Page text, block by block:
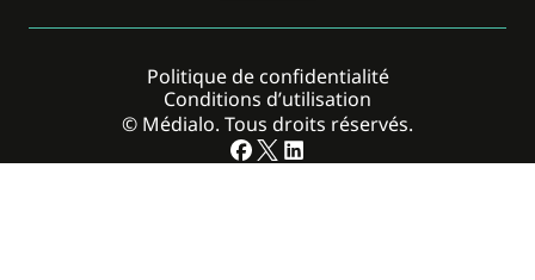
© Médialo. Tous droits réservés.
Politique de confidentialité
Conditions d’utilisation